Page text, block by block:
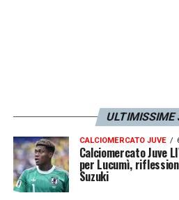
ULTIMISSIME
CALCIOMERCATO JUVE
Calciomercato Juve
per Lucumì,
Suzuki